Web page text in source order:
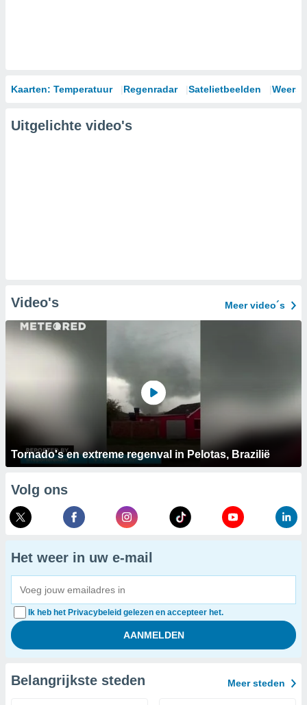
Kaarten: Temperatuur Regenradar Satelietbeelden
Uitgelichte video's
Video's Meer video´s
Tornado's en extreme regenval in Pelotas, Brazilië
Volg ons
Het weer in uw e-mail
Ik heb het Privacybeleid gelezen en accepteer het.
Belangrijkste steden Meer steden